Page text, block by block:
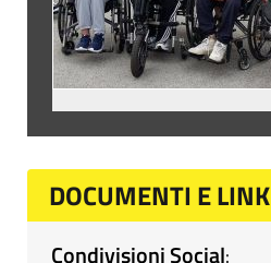
DOCUMENTI E LINK
Condivisioni Social: